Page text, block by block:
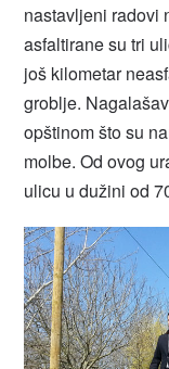
nastavljeni radovi
asfaltirane su tri
još kilometar
groblje.
opštinom što su
molbe. Od ovog
ulicu u dužini od